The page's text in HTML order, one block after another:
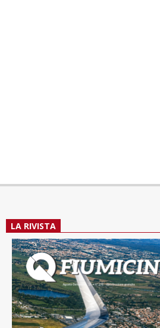
LA RIVISTA